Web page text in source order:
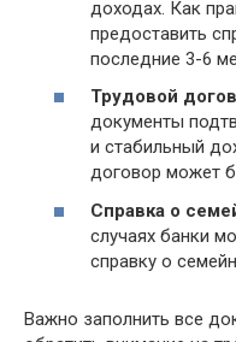
доходах. Как
предоставить
последние 3-6
Трудовой
документы
и стабильный
договор может
Справка о
случаях банки
справку о
Важно заполнить все